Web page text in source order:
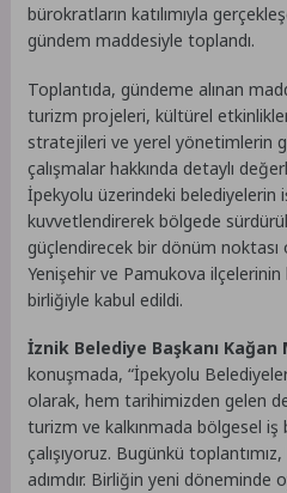
bürokratların katılımıyla
gündem maddesiyle toplandı.
Toplantıda, gündeme alınan
turizm projeleri, kültürel
stratejileri ve yerel yönetimlerin
çalışmalar hakkında detaylı
İpekyolu üzerindeki belediyelerin
kuvvetlendirerek bölgede
güçlendirecek bir dönüm
Yenişehir ve Pamukova
birliğiyle kabul edildi.
İznik Belediye Başkanı
konuşmada, “İpekyolu
olarak, hem tarihimizden gelen
turizm ve kalkınmada bölgesel
çalışıyoruz. Bugünkü
adımdır. Birliğin yeni döneminde